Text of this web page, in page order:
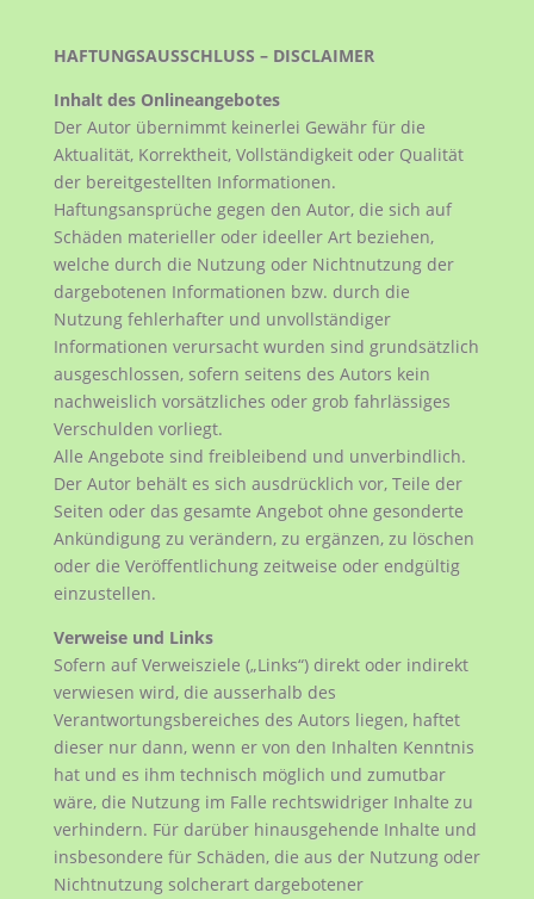
HAFTUNGSAUSSCHLUSS – DISCLAIMER
Inhalt des Onlineangebotes
Der Autor übernimmt keinerlei Gewähr für die
Aktualität, Korrektheit, Vollständigkeit oder Qualität
der bereitgestellten Informationen.
Haftungsansprüche gegen den Autor, die sich auf
Schäden materieller oder ideeller Art beziehen,
welche durch die Nutzung oder Nichtnutzung der
dargebotenen Informationen bzw. durch die
Nutzung fehlerhafter und unvollständiger
Informationen verursacht wurden sind grundsätzlich
ausgeschlossen, sofern seitens des Autors kein
nachweislich vorsätzliches oder grob fahrlässiges
Verschulden vorliegt.
Alle Angebote sind freibleibend und unverbindlich.
Der Autor behält es sich ausdrücklich vor, Teile der
Seiten oder das gesamte Angebot ohne gesonderte
Ankündigung zu verändern, zu ergänzen, zu löschen
oder die Veröffentlichung zeitweise oder endgültig
einzustellen.
Verweise und Links
Sofern auf Verweisziele („Links“) direkt oder indirekt
verwiesen wird, die ausserhalb des
Verantwortungsbereiches des Autors liegen, haftet
dieser nur dann, wenn er von den Inhalten Kenntnis
hat und es ihm technisch möglich und zumutbar
wäre, die Nutzung im Falle rechtswidriger Inhalte zu
verhindern. Für darüber hinausgehende Inhalte und
insbesondere für Schäden, die aus der Nutzung oder
Nichtnutzung solcherart dargebotener